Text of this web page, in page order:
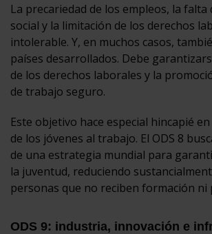
La precariedad de los empleos, la falta
social y la limitación de los derechos
intolerable. Y, en muchos casos,
países desarrollados. Debe
de los derechos laborales y la
de trabajo seguro.
Este objetivo hace especial hincapié
de los jóvenes al trabajo. El ODS 8
de una estrategia mundial para
la juventud, reduciendo
personas que no reciben formación ni
ODS 9: industria, innovación e